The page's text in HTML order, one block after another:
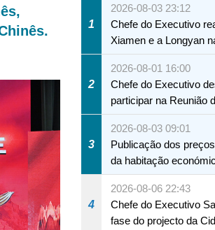
1
2026-08-03 23:12
Chefe do Executivo
Xiamen e a Longyan
2
2026-08-01 16:00
Chefe do Executivo
participar na Reunião
Macau
3
2026-08-03 09:01
Publicação dos
da habitação
A12 da Zona A dos
4
2026-08-06 22:43
Chefe do Executivo
fase do projecto da